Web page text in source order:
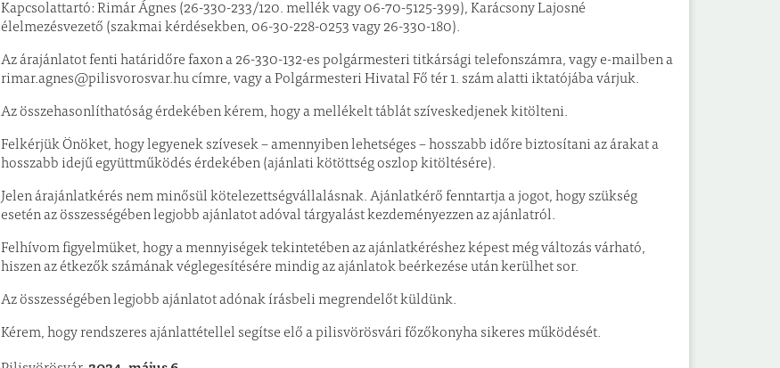
Kapcsolattartó: Rimár Ágnes (26-330-233/120. mellék vagy 06-70-5125-399), Karácsony Lajosné
élelmezésvezető (szakmai kérdésekben, 06-30-228-0253 vagy 26-330-180).
Az árajánlatot fenti határidőre faxon a 26-330-132-es polgármesteri titkársági telefonszámra, vagy e-mailben a
rimar.agnes@pilisvorosvar.hu címre, vagy a Polgármesteri Hivatal Fő tér 1. szám alatti iktatójába várjuk.
Az összehasonlíthatóság érdekében kérem, hogy a mellékelt táblát szíveskedjenek kitölteni.
Felkérjük Önöket, hogy legyenek szívesek – amennyiben lehetséges – hosszabb időre biztosítani az árakat a
hosszabb idejű együttműködés érdekében (ajánlati kötöttség oszlop kitöltésére).
Jelen árajánlatkérés nem minősül kötelezettségvállalásnak. Ajánlatkérő fenntartja a jogot, hogy szükség
esetén az összességében legjobb ajánlatot adóval tárgyalást kezdeményezzen az ajánlatról.
Felhívom figyelmüket, hogy a mennyiségek tekintetében az ajánlatkéréshez képest még változás várható,
hiszen az étkezők számának véglegesítésére mindig az ajánlatok beérkezése után kerülhet sor.
Az összességében legjobb ajánlatot adónak írásbeli megrendelőt küldünk.
Kérem, hogy rendszeres ajánlattétellel segítse elő a pilisvörösvári főzőkonyha sikeres működését.